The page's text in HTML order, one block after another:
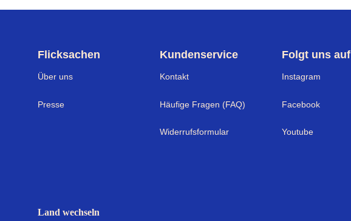
Flicksachen
Über uns
Presse
Kundenservice
Kontakt
Häufige Fragen (FAQ)
Widerrufsformular
Folgt uns auf
Instagram
Facebook
Youtube
Land wechseln